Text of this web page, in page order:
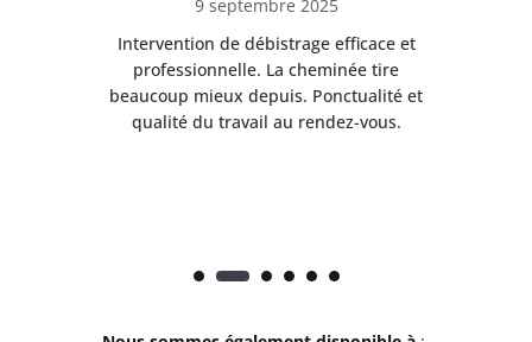
9 septembre 2025
Intervention de débistrage efficace et
professionnelle. La cheminée tire
beaucoup mieux depuis. Ponctualité et
qualité du travail au rendez-vous.